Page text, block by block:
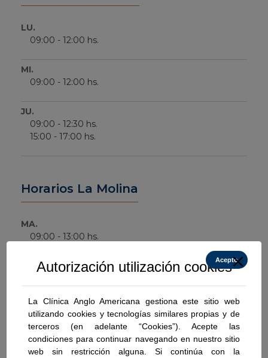
LU.
09:00 - 12:00 hs.
MI.
09:00 - 12:00 hs.
JU.
09:00 - 12:30 hs.
15:00 - 17:00 hs.
Horarios La Molina
MA.
09:00 - 13:00 hs.
CV
Autorización utilización cookies
La Clínica Anglo Americana gestiona este sitio web
utilizando cookies y tecnologías similares propias y de
terceros (en adelante “Cookies”). Acepte las
condiciones para continuar navegando en nuestro sitio
web sin restricción alguna. Si continúa con la
Acepto